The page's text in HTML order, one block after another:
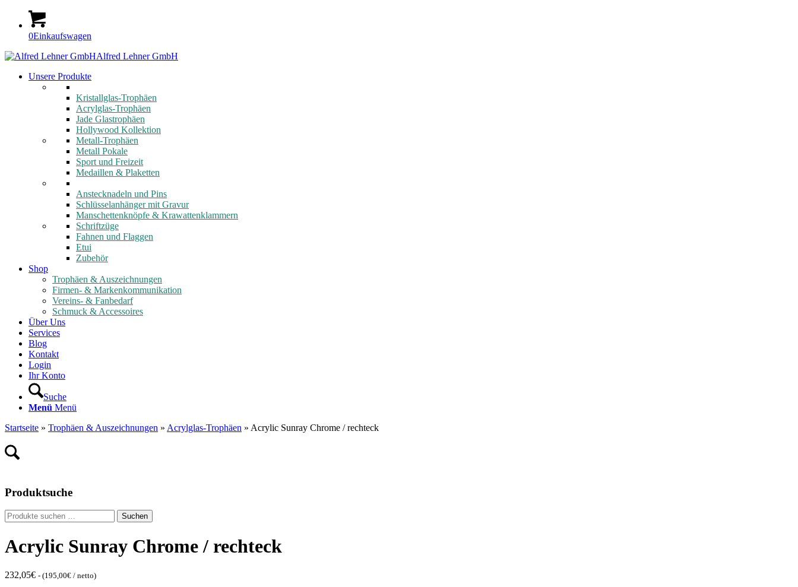
0Einkaufswagen
Alfred Lehner GmbH
Unsere Produkte
Kristallglas-Trophäen
Acrylglas-Trophäen
Jade Glastrophäen
Hollywood Kollektion
Metall-Trophäen
Metall Pokale
Sport und Freizeit
Medaillen & Plaketten
Anstecknadeln und Pins
Schlüsselanhänger mit Gravur
Manschettenknöpfe & Krawattenklammern
Schriftzüge
Fahnen und Flaggen
Etui
Zubehör
Shop
Trophäen & Auszeichnungen
Firmen- & Markenkommunikation
Vereins- & Fanbedarf
Schmuck & Accessoires
Über Uns
Services
Blog
Kontakt
Login
Ihr Konto
Suche
Menü Menü
Startseite » Trophäen & Auszeichnungen » Acrylglas-Trophäen » Acrylic Sunray Chrome / rechteck
Produktsuche
Suche
nach:
Suchen
Acrylic Sunray Chrome / rechteck
232,05€ - (195,00€ / netto)